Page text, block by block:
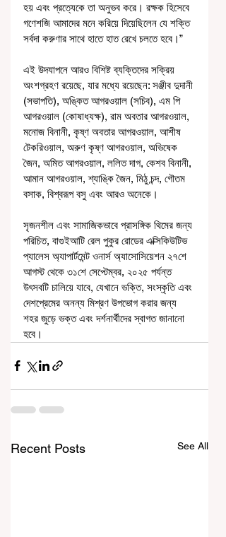
হয় এবং প্রত্যেকে তা অনুভব করে। রক্ষক হিসেবে
গণেশজি আমাদের মনে করিয়ে দিয়েছিলেন যে শক্তি
সর্বদা করুণার সাথে হাতে হাত রেখে চলতে হবে।”
এই উদযাপনে আরও বিশিষ্ট ব্যক্তিদের সক্রিয়
অংশগ্রহণ রয়েছে, যার মধ্যে রয়েছেন: সঞ্জীব দুদানী
(সভাপতি), অঙ্কিত আগরওয়াল (সচিব), এম পি
আগরওয়াল (কোষাধ্যক্ষ), রাম অবতার আগরওয়াল,
মনোজ বিনানী, কৃষ্ণ অবতার আগরওয়াল, আশীষ
টেকরিওয়াল, অরুণ কৃষ্ণ আগরওয়াল, অভিষেক
জৈন, অমিত আগরওয়াল, ললিত দাগ, কেশব বিনানী,
আমান আগরওয়াল, শ্যাঙ্কি জৈন, মিঠু চন্দ, গৌতম
বসাক, বিশ্বরূপ বসু এবং আরও অনেকে।
সৃজনশীল এবং সামাজিকভাবে প্রাসঙ্গিক থিমের জন্য
পরিচিত, বাগুইআটি রেল পুকুর রোডের এক্সিকিউটিভ
প্যালেস অ্যাপার্টমেন্ট ওনার্স অ্যাসোসিয়েশন ২৭শে
আগস্ট থেকে ৩১শে সেপ্টেম্বর, ২০২৫ পর্যন্ত
উৎসবটি চালিয়ে যাবে, যেখানে ভক্তি, সংস্কৃতি এবং
দেশপ্রেমের অনন্য মিশ্রণ উপভোগ করার জন্য
শহর জুড়ে ভক্ত এবং দর্শনার্থীদের স্বাগত জানানো
হবে।
Recent Posts See All